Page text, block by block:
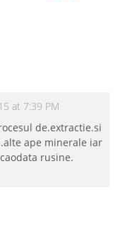
at 7:39 PM
de.extractie.si
ape minerale iar
rusine.